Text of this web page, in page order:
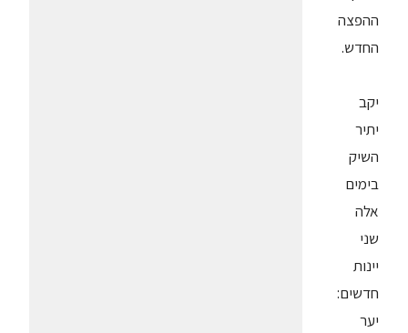
ההפצה
החדש.
יקב
יתיר
השיק
בימים
אלה
שני
יינות
חדשים:
יער